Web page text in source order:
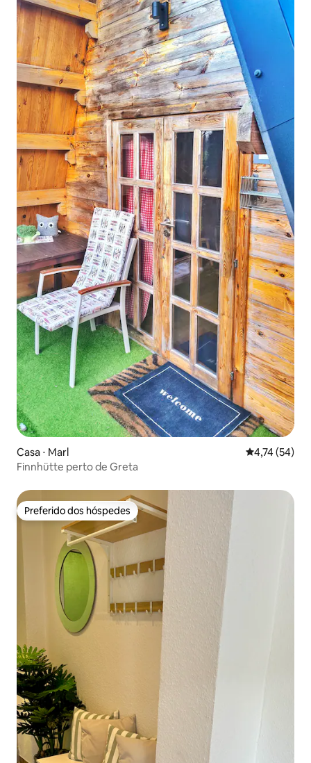
Casa ⋅ Marl 4,74 de uma
4,74 (54)
Finnhütte perto de Greta
Preferido dos hóspedes
Preferido dos hóspedes